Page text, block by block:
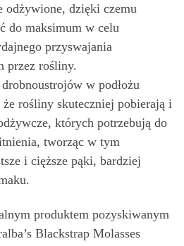
odżywione, dzięki czemu
do maksimum w celu
przyswajania
przez rośliny.
w podłożu
że rośliny skuteczniej pobierają i
których potrzebują do
tworząc w tym
i cięższe pąki, bardziej
produktem pozyskiwanym
Blackstrap Molasses